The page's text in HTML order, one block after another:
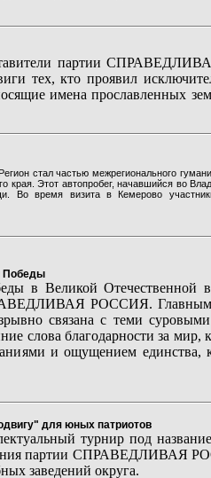
партии
тех, кто проявил
имена прославленных
стал частью межрегионального
Этот автопробег, начавшийся во
время визита в Кемерово
Победы
в Великой Отечественной
РОССИЯ.
связана с теми
слова благодарности за
и ощущением единства,
для юных патриотов
турнир под
партии СПРАВЕДЛИВАЯ
заведений округа.